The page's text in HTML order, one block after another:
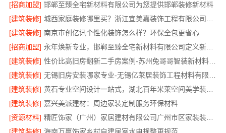
[招商加盟] 邯郸至臻全宅新材料有限公司为您提供邯郸装修新材料
[建筑装修]
[建筑装修] 南京市创亿讯个性化装饰怎么样？环保全包更省心
[招商加盟]
永年焕新专业，邯郸至臻全宅新材料有限公司定义新一代家装体验
[建筑装修]
性价比高旧房翻新二手房案例-苏州兔哥哥智装新材料有限公司
[建筑装修]
[建筑装修]
黄石专业空间设计一站式，湖北百年米莱空间美学装饰材料有限公司
[建筑装修] 嘉兴美派建材：周边家装定制服务环保材料
[资源材料]
精匠饰家（广州）家居建材有限公司广州市区家装装修新房报价